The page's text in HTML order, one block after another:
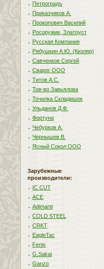
Петроградъ
Приказчиков А.
Прокопович Василий
Росоружие, Златоуст
Русская Компания
Рябушкин А.Ю. (Кизляр)
Савченков Сергей
Сварог ООО
Титов А.С.
Тов-во Завьялова
Точилка Складишок
Ульданов Д.Ф.
Фортуна
Чебурков А.
Чернышев В.
Ясный Сокол ООО
Зарубежные
производители:
IC CUT
ACE
Adimanti
COLD STEEL
CRKT
EagleTac
Fenix
G.Sakai
Ganzo